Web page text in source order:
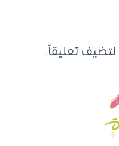
لتضيف تعليقاً.